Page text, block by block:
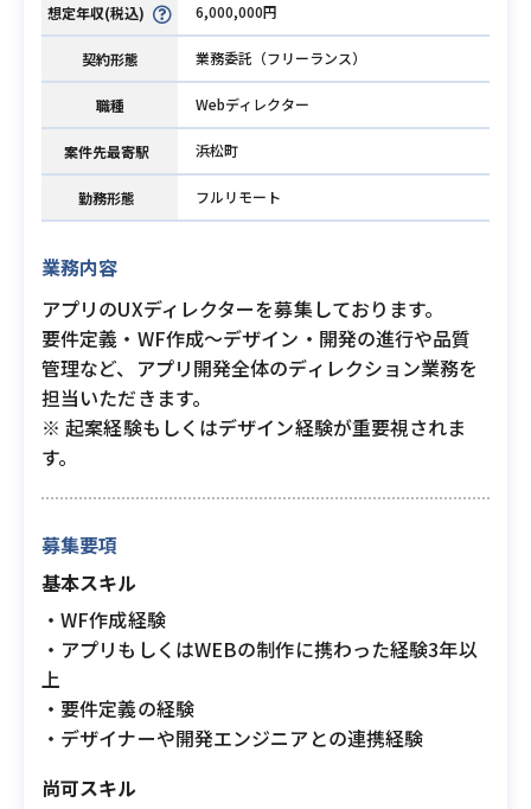
想定年収(税込) 6,000,000円
契約形態 業務委託（フリーランス）
職種 Webディレクター
案件先最寄駅 浜松町
勤務形態 フルリモート
業務内容
アプリのUXディレクターを募集しております。
要件定義・WF作成〜デザイン・開発の進行や品質
管理など、アプリ開発全体のディレクション業務を
担当いただきます。
※ 起案経験もしくはデザイン経験が重要視されま
す。
募集要項
基本スキル
・WF作成経験
・アプリもしくはWEBの制作に携わった経験3年以
上
・要件定義の経験
・デザイナーや開発エンジニアとの連携経験
尚可スキル